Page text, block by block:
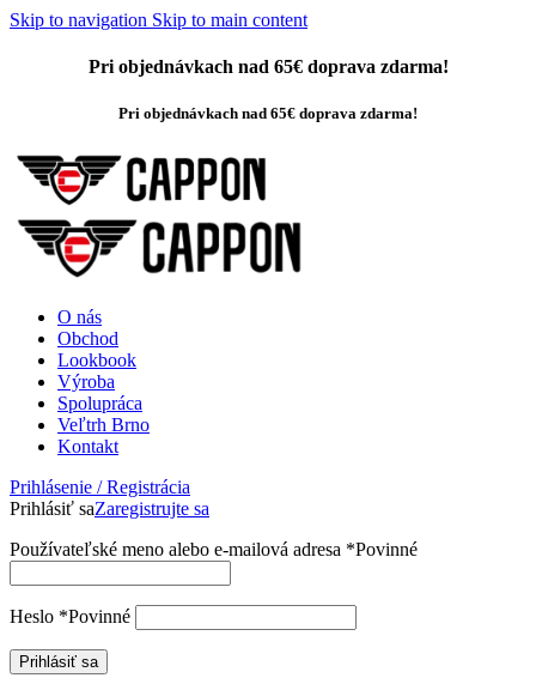
Skip to navigation Skip to main content
Pri objednávkach nad 65€ doprava zdarma!
Pri objednávkach nad 65€ doprava zdarma!
O nás
Obchod
Lookbook
Výroba
Spolupráca
Veľtrh Brno
Kontakt
Prihlásenie / Registrácia
Prihlásiť saZaregistrujte sa
Používateľské meno alebo e-mailová adresa *Povinné
Heslo *Povinné
Prihlásiť sa